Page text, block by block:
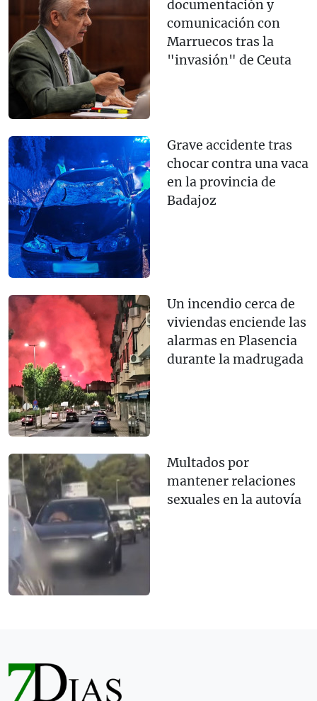
documentación y
comunicación con
Marruecos tras la
"invasión" de Ceuta
Grave accidente tras
chocar contra una vaca
en la provincia de
Badajoz
Un incendio cerca de
viviendas enciende las
alarmas en Plasencia
durante la madrugada
Multados por
mantener relaciones
sexuales en la autovía